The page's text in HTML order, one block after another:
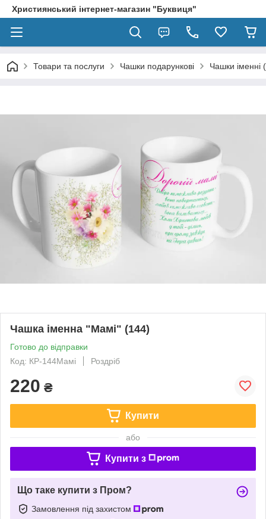
Християнський інтернет-магазин "Буквиця"
Товари та послуги Чашки подарункові Чашки іменні
Чашка іменна "Мамі" (144)
Готово до відправки
Код: КР-144Мамi
Роздріб
220 ₴
Купити
або
Купити з
Що таке купити з Пром?
Замовлення під захистом